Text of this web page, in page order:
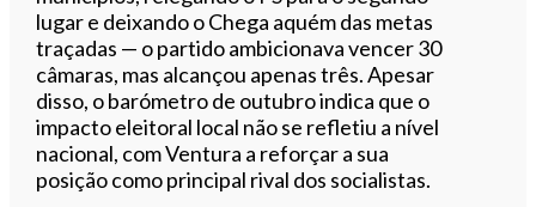
lugar e deixando o Chega aquém das metas
traçadas — o partido ambicionava vencer 30
câmaras, mas alcançou apenas três. Apesar
disso, o barómetro de outubro indica que o
impacto eleitoral local não se refletiu a nível
nacional, com Ventura a reforçar a sua
posição como principal rival dos socialistas.